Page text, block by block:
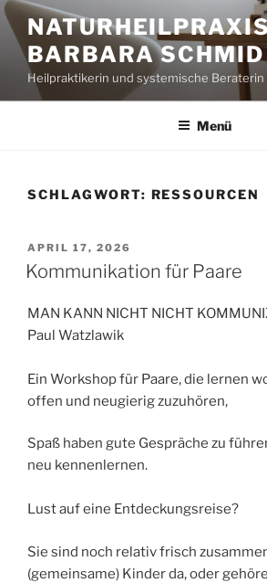
Zum
Inhalt
springenBARBARA SCHMID
Heilpraktikerin und systemische Beraterin
Menü
SCHLAGWORT: RESSOURCEN
VERÖFFENTLICHT
AM
APRIL 17, 2026
Kommunikation für Paare
MAN KANN NICHT NICHT
Paul Watzlawik
Ein Workshop für Paare, die lernen
offen und neugierig zuzuhören,
Spaß haben gute Gespräche zu
neu kennenlernen.
Lust auf eine Entdeckungsreise?
Sie sind noch relativ frisch
(gemeinsame) Kinder da, oder